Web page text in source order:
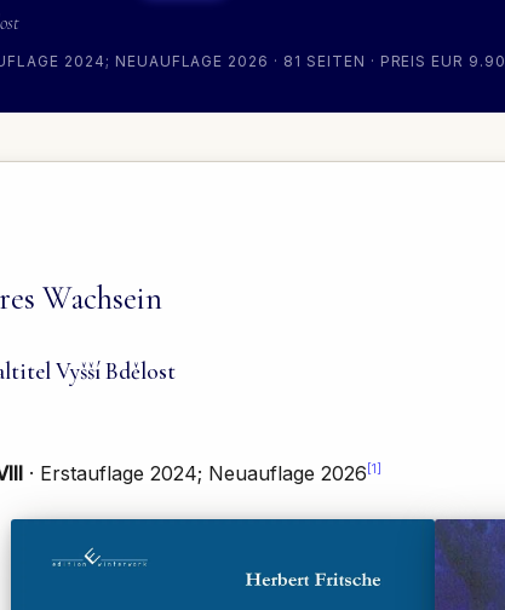
2024; NEUAUFLAGE 2026 · 81 SEITEN · PREIS EUR 9.90
Wachsein
Vyšší Bdělost
· Erstauflage 2024; Neuauflage 2026[1]